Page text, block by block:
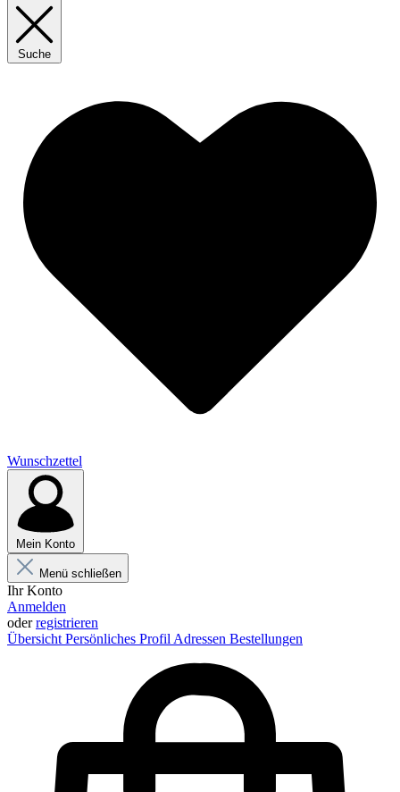
Suche
Wunschzettel
Mein Konto
Menü schließen
Ihr Konto
Anmelden
oderregistrieren
Übersicht Persönliches Profil Adressen Bestellungen